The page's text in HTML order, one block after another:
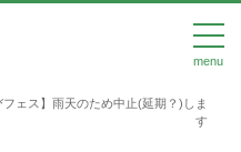
menu
フェス】雨天のため中止(延期？)しま
す